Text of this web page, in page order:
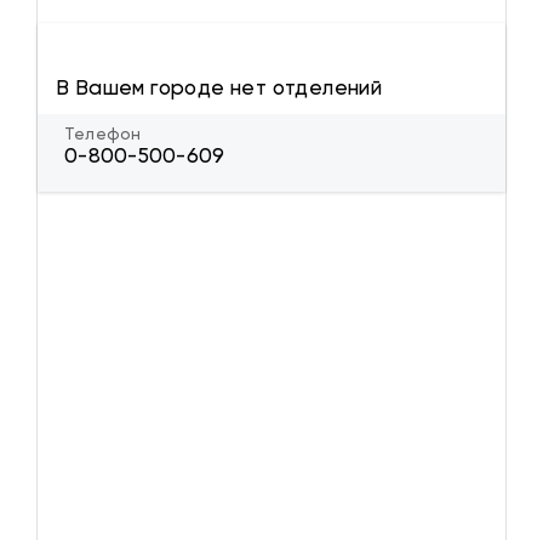
В Вашем городе нет отделений
Телефон
0-800-500-609